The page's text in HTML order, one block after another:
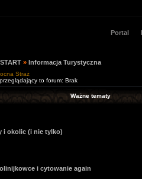
Portal
START » Informacja Turystyczna
Straż
to forum: Brak
Ważne tematy
i okolic (i nie tylko)
i cytowanie again